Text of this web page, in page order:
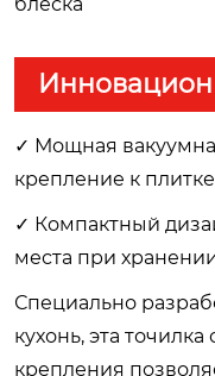
✓ Мощная
крепление к
✓ Компактный
места при
Специально
кухонь, эта
крепления